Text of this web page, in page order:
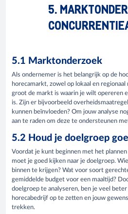
5.
5.1 Marktonderzoek
Als ondernemer is het belangrijk op de
horecamarkt, zowel op lokaal en
groot de markt is waarin je wilt opereren
is. Zijn er bijvoorbeeld
kunnen beïnvloeden? Om jouw analyse
aan te raden om deze te ondersteunen
5.2 Houd je doelgroep
Voordat je kunt beginnen met het
moet je goed kijken naar je doelgroep.
binnen te krijgen? Wat voor soort
gemiddelde budget voor een maaltijd?
doelgroep te analyseren, ben je veel beter
horecabedrijf op te zetten en jouw
trekken.